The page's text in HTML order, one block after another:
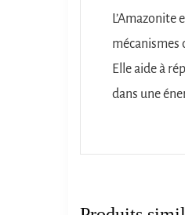
mécanismes
Elle aide à
dans une